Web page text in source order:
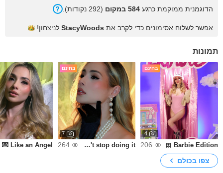
הדוגמנית ממוקמת כרגע 584 במקום (292 נקודות).
אפשר לשלוח אסימונים כדי לקרב את StacyWoods לניצחון!
תמונות
בחינם
4
Barbie Edition 🎀
206
בחינם
7
Look at me! Don't stop doing it💥
264
Like an Angel 💌
צפו בכולם